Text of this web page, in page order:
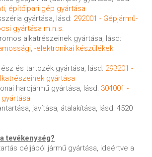
építőipari gép gyártása
gyártása, lásd: 292001 - Gépjármű-
gyártása m.n.s.
alkatrészeinek gyártása, lásd:
-elektronikai készülékek
és tartozék gyártása, lásd: 293201 -
gyártása
harcjármű gyártása, lásd: 304001 -
javítása, átalakítása, lásd: 4520
tevékenység?
céljából jármű gyártása, ideértve a